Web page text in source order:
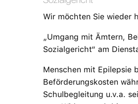
Wir möchten Sie wieder
„Umgang mit Ämtern,
Sozialgericht“ am
Menschen mit Epilepsie
Beförderungskosten
Schulbegleitung u.v.a.